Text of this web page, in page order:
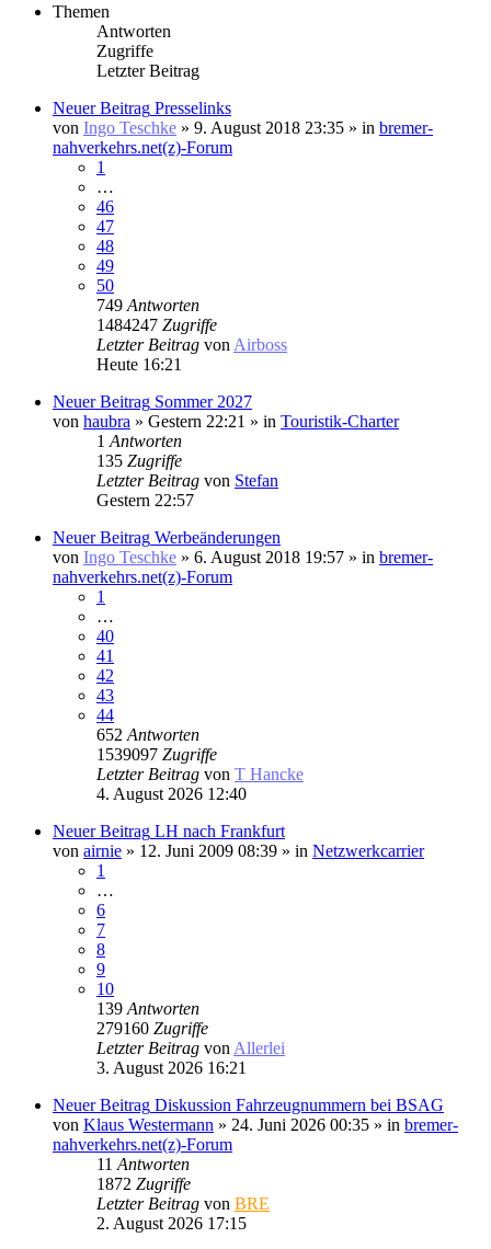
Themen
Antworten
Zugriffe
Letzter Beitrag
Neuer Beitrag Presselinks
von Ingo Teschke » 9. August 2018 23:35 » in bremer-
nahverkehrs.net(z)-Forum
1
…
46
47
48
49
50
749 Antworten
1484247 Zugriffe
Letzter Beitrag von Airboss
Heute 16:21
Neuer Beitrag Sommer 2027
von haubra » Gestern 22:21 » in Touristik-Charter
1 Antworten
135 Zugriffe
Letzter Beitrag von Stefan
Gestern 22:57
Neuer Beitrag Werbeänderungen
von Ingo Teschke » 6. August 2018 19:57 » in bremer-
nahverkehrs.net(z)-Forum
1
…
40
41
42
43
44
652 Antworten
1539097 Zugriffe
Letzter Beitrag von T Hancke
4. August 2026 12:40
Neuer Beitrag LH nach Frankfurt
von airnie » 12. Juni 2009 08:39 » in Netzwerkcarrier
1
…
6
7
8
9
10
139 Antworten
279160 Zugriffe
Letzter Beitrag von Allerlei
3. August 2026 16:21
Neuer Beitrag Diskussion Fahrzeugnummern bei BSAG
von Klaus Westermann » 24. Juni 2026 00:35 » in bremer-
nahverkehrs.net(z)-Forum
11 Antworten
1872 Zugriffe
Letzter Beitrag von BRE
2. August 2026 17:15